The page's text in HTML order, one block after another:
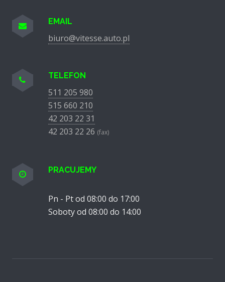
EMAIL
biuro@vitesse.auto.pl
TELEFON
511 205 980
515 660 210
42 203 22 31
42 203 22 26 (fax)
PRACUJEMY
Pn - Pt od 08:00 do 17:00
Soboty od 08:00 do 14:00